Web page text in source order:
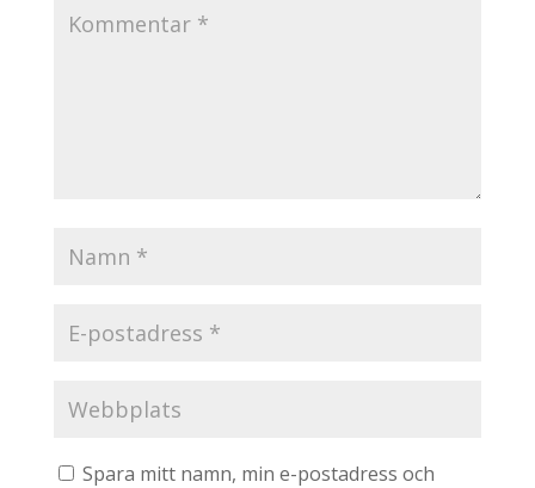
Spara mitt namn, min e-postadress och